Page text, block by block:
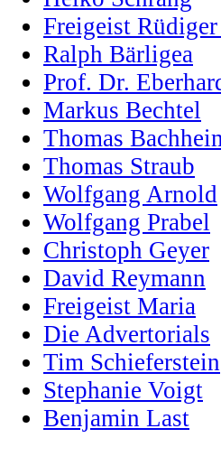
Freigeist
Ralph Bärligea
Prof. Dr.
Markus Bechtel
Thomas
Thomas Straub
Wolfgang Arnold
Wolfgang Prabel
Christoph Geyer
David Reymann
Freigeist Maria
Die Advertorials
Tim Schieferstein
Stephanie Voigt
Benjamin Last